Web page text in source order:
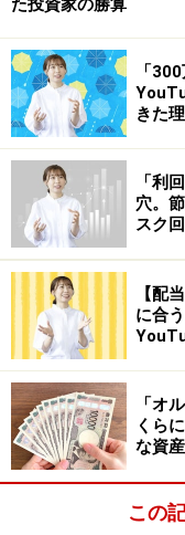
を一株当たり純資
システムトレード
す。
【関連記事】
年率+300％を
ードとは？
※記事内容は執筆時点
い。
本記事の内容は一般的
商品や投資行動を推
投資や資産運用に関
た投資家の勝算
「
きた
「利
穴。
スク
【配
に合
「オ
くら
な資
この